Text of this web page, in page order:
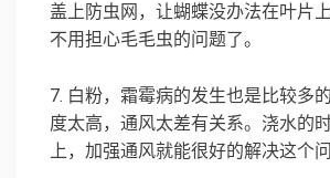
盖上防虫网，让蝴蝶没办法在叶片
不用担心毛毛虫的问题了。
7. 白粉，霜霉病的发生也是比较多
度太高，通风太差有关系。浇水的
上，加强通风就能很好的解决这个问